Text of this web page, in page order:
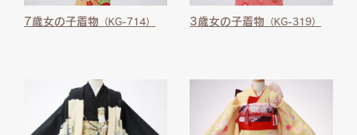
7歳女の子着物 （KG-714） 3歳女の子着物 （KG-319）